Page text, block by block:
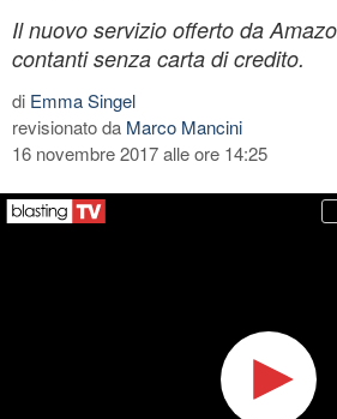
Il nuovo servizio offerto da
contanti senza carta di credito.
di Emma Singel
revisionato da Marco Mancini
16 novembre 2017 alle ore 14:25